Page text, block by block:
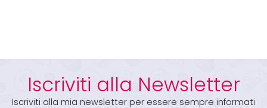
Iscriviti alla Newsletter
Iscriviti alla mia newsletter per essere sempre informati